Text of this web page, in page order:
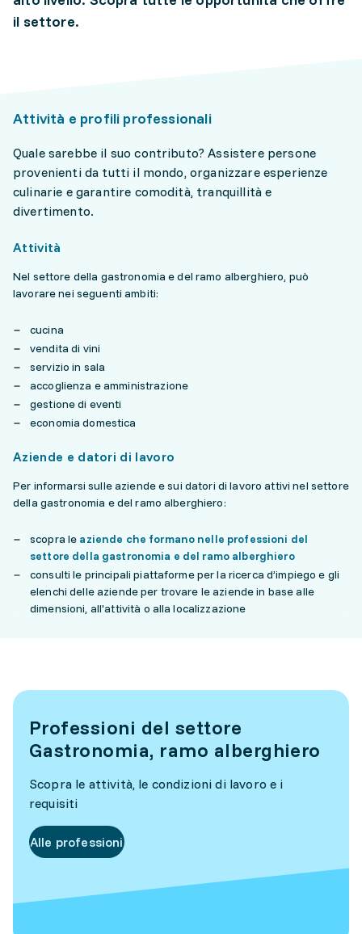
il settore.
Attività e profili professionali
Quale sarebbe il suo contributo? Assistere persone
provenienti da tutti il mondo, organizzare esperienze
culinarie e garantire comodità, tranquillità e
divertimento.
Attività
Nel settore della gastronomia e del ramo alberghiero, può
lavorare nei seguenti ambiti:
cucina
vendita di vini
servizio in sala
accoglienza e amministrazione
gestione di eventi
economia domestica
Aziende e datori di lavoro
Per informarsi sulle aziende e sui datori di lavoro attivi nel settore
della gastronomia e del ramo alberghiero:
scopra le aziende che formano nelle professioni del
settore della gastronomia e del ramo alberghiero
consulti le principali piattaforme per la ricerca d’impiego e gli
elenchi delle aziende per trovare le aziende in base alle
dimensioni, all'attività o alla localizzazione
Professioni del settore
Gastronomia, ramo alberghiero
Scopra le attività, le condizioni di lavoro e i
requisiti
Alle professioni